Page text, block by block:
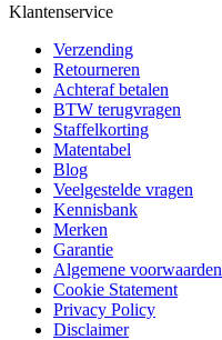
Klantenservice
Verzending
Retourneren
Achteraf betalen
BTW terugvragen
Staffelkorting
Matentabel
Blog
Veelgestelde vragen
Kennisbank
Merken
Garantie
Algemene voorwaarden
Cookie Statement
Privacy Policy
Disclaimer